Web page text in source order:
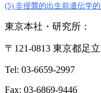
(5) 非侵襲的出生前遺伝学
東京本社・研究所：
〒121-0813 東京都足
Tel: 03-6659-2997
Fax: 03-6869-9446